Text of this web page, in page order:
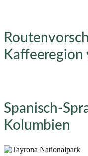
Spanisch-
Kolumbien